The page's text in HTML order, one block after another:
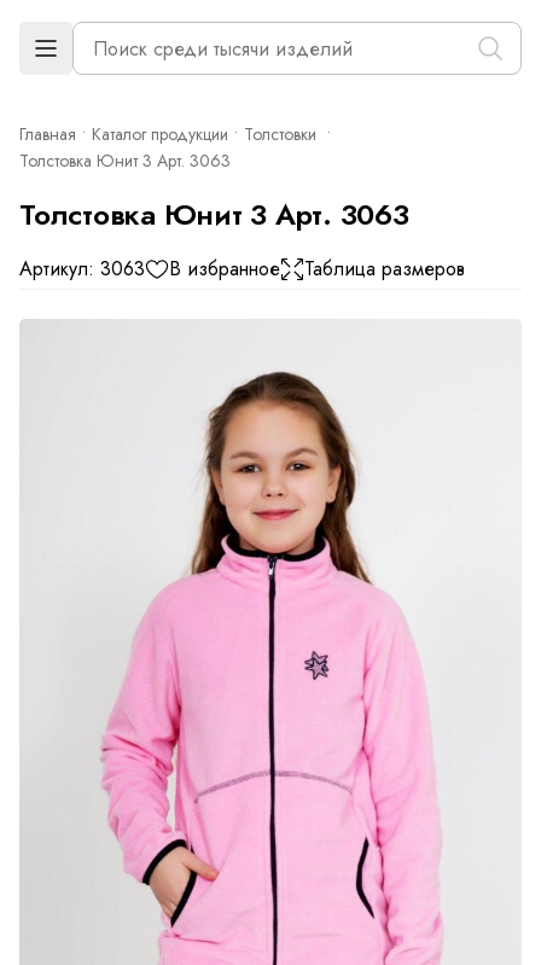
Главная Каталог продукции
Толстовки
Толстовка Юнит 3 Арт. 3063
Толстовка Юнит 3 Арт. 3063
Артикул: 3063 В избранное Таблица размеров